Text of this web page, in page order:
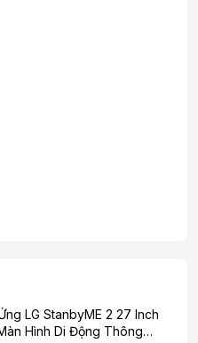
LG StanbyME 2 27 Inch
Hình Di Động Thông